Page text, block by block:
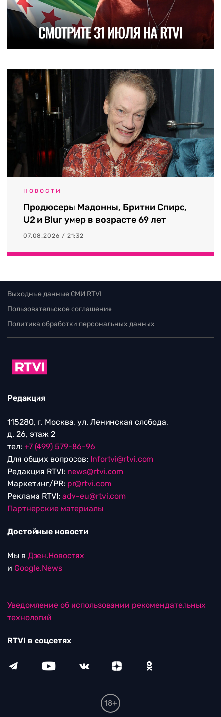
НОВОСТИ
Продюсеры Мадонны, Бритни Спирс,
U2 и Blur умер в возрасте 69 лет
07.08.2026 / 21:32
Выходные данные СМИ RTVI
Пользовательское соглашение
Политика обработки персональных данных
Редакция
115280, г. Москва, ул. Ленинская слобода,
д. 26, этаж 2
тел: +7 (499) 579-86-96
Для общих вопросов: Infortvi@rtvi.com
Редакция RTVI: news@rtvi.com
Маркетинг/PR: pr@rtvi.com
Реклама RTVI: adv-eu@rtvi.com
Партнерские материалы
Достойные новости
Мы в Дзен.Новостях
и Google.News
Уведомление об использовании рекомендательных
технологий
RTVI в соцсетях
18+